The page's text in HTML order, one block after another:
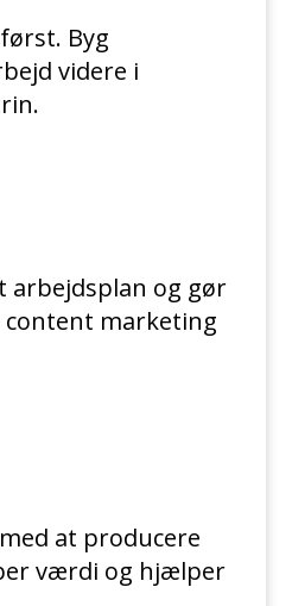
Byg
videre i
arbejdsplan og gør
content marketing
at producere
værdi og hjælper